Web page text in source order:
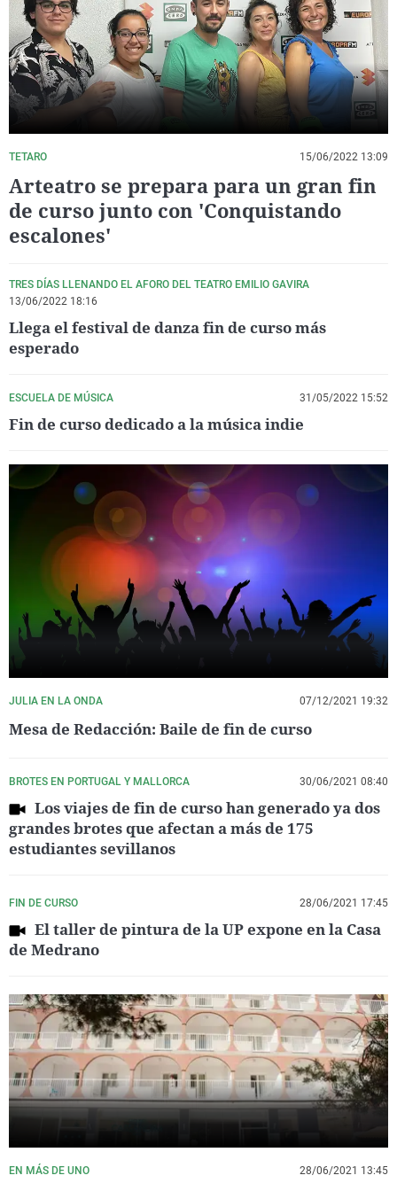
La rosa de los vientos
Gente viajera
Como el perro y el
Caso
Retornados
Equipo de
Operación Viuda
Extremadura
Galicia
La Rioja
Navarra
País Vasco
Virales
Televisión
Elecciones
TETARO 15/06/2022 13:09
Arteatro se prepara para un gran fin
de curso junto con 'Conquistando
escalones'
TRES DÍAS LLENANDO EL AFORO DEL TEATRO EMILIO GAVIRA
13/06/2022 18:16
Llega el festival de danza fin de curso más
esperado
ESCUELA DE MÚSICA 31/05/2022 15:52
Fin de curso dedicado a la música indie
JULIA EN LA ONDA 07/12/2021 19:32
Mesa de Redacción: Baile de fin de curso
BROTES EN PORTUGAL Y MALLORCA 30/06/2021 08:40
Los viajes de fin de curso han generado ya dos
grandes brotes que afectan a más de 175
estudiantes sevillanos
FIN DE CURSO 28/06/2021 17:45
El taller de pintura de la UP expone en la Casa
de Medrano
EN MÁS DE UNO 28/06/2021 13:45